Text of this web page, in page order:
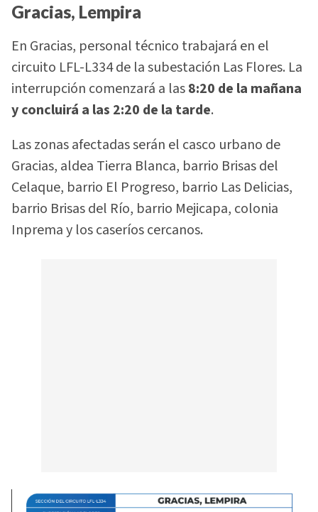
Gracias, Lempira
En Gracias, personal técnico trabajará en el
circuito LFL-L334 de la subestación Las Flores. La
interrupción comenzará a las8:20 de la mañana
y concluirá a las 2:20 de la tarde.
Las zonas afectadas serán el casco urbano de
Gracias, aldea Tierra Blanca, barrio Brisas del
Celaque, barrio El Progreso, barrio Las Delicias,
barrio Brisas del Río, barrio Mejicapa, colonia
Inprema y los caseríos cercanos.